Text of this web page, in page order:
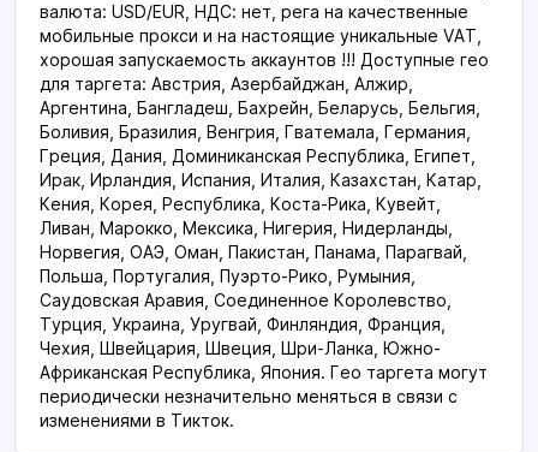
валюта: USD/EUR, НДС: нет, рега на качественные
мобильные прокси и на настоящие уникальные VAT,
хорошая запускаемость аккаунтов !!! Доступные гео
для таргета: Австрия, Азербайджан, Алжир,
Аргентина, Бангладеш, Бахрейн, Беларусь, Бельгия,
Боливия, Бразилия, Венгрия, Гватемала, Германия,
Греция, Дания, Доминиканская Республика, Египет,
Ирак, Ирландия, Испания, Италия, Казахстан, Катар,
Кения, Корея, Республика, Коста-Рика, Кувейт,
Ливан, Марокко, Мексика, Нигерия, Нидерланды,
Норвегия, ОАЭ, Оман, Пакистан, Панама, Парагвай,
Польша, Португалия, Пуэрто-Рико, Румыния,
Саудовская Аравия, Соединенное Королевство,
Турция, Украина, Уругвай, Финляндия, Франция,
Чехия, Швейцария, Швеция, Шри-Ланка, Южно-
Африканская Республика, Япония. Гео таргета могут
периодически незначительно меняться в связи с
изменениями в Тикток.